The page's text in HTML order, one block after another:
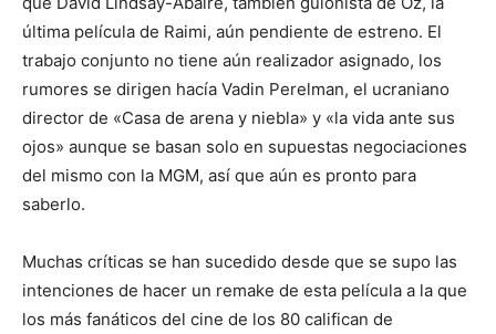
última película de Raimi, aún pendiente de estreno. El
trabajo conjunto no tiene aún realizador asignado, los
rumores se dirigen hacía Vadin Perelman, el ucraniano
director de «Casa de arena y niebla» y «la vida ante sus
ojos» aunque se basan solo en supuestas negociaciones
del mismo con la MGM, así que aún es pronto para
saberlo.
Muchas críticas se han sucedido desde que se supo las
intenciones de hacer un remake de esta película a la que
los más fanáticos del cine de los 80 califican de